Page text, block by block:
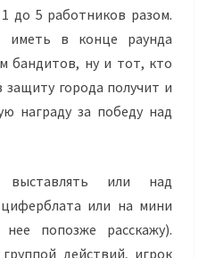
до 5 работников разом.
иметь в конце раунда
бандитов, ну и тот, кто
города получит и
награду за победу над
или над
или на мини
попозже расскажу).
действий, игрок